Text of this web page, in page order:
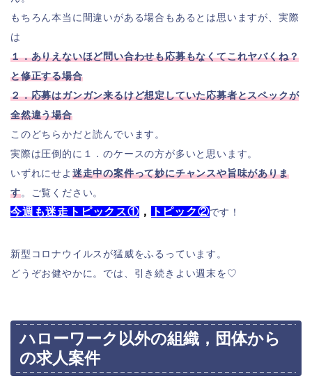
もちろん本当に間違いがある場合もあるとは思いますが、実際
は
１．ありえないほど問い合わせも応募もなくてこれヤバくね？
と修正する場合
２．応募はガンガン来るけど想定していた応募者とスペックが
全然違う場合
このどちらかだと読んでいます。
実際は圧倒的に１．のケースの方が多いと思います。
いずれにせよ 迷走中の案件って妙にチャンスや旨味がありま
す。ご覧ください。
今週も迷走トピックス①， トピック②です！
新型コロナウイルスが猛威をふるっています。
どうぞお健やかに。では、引き続きよい週末を♡
ハローワーク以外の組織，団体から
の求人案件